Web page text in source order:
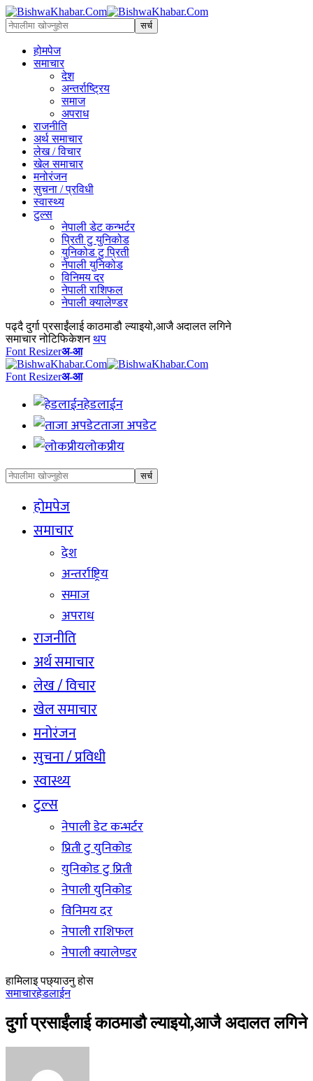
होमपेज
समाचार
देश
अन्तर्राष्ट्रिय
समाज
अपराध
राजनीति
अर्थ समाचार
लेख / विचार
खेल समाचार
मनोरंजन
सुचना / प्रविधी
स्वास्थ्य
टुल्स
नेपाली डेट कन्भर्टर
प्रिती टु युनिकोड
युनिकोड टु प्रिती
नेपाली युनिकोड
विनिमय दर
नेपाली राशिफल
नेपाली क्यालेण्डर
पढ्दै दुर्गा प्रसाईंलाई काठमाडौ ल्याइयो,आजै अदालत लगिने
समाचार नोटिफिकेशन थप
Font Resizerअ-आ
Font Resizerअ-आ
हेडलाईन
ताजा अपडेट
लोकप्रीय
होमपेज
समाचार
देश
अन्तर्राष्ट्रिय
समाज
अपराध
राजनीति
अर्थ समाचार
लेख / विचार
खेल समाचार
मनोरंजन
सुचना / प्रविधी
स्वास्थ्य
टुल्स
नेपाली डेट कन्भर्टर
प्रिती टु युनिकोड
युनिकोड टु प्रिती
नेपाली युनिकोड
विनिमय दर
नेपाली राशिफल
नेपाली क्यालेण्डर
हामिलाइ पछ्याउनु होस
समाचारहेडलाईन
दुर्गा प्रसाईंलाई काठमाडौ ल्याइयो,आजै अदालत लगिने